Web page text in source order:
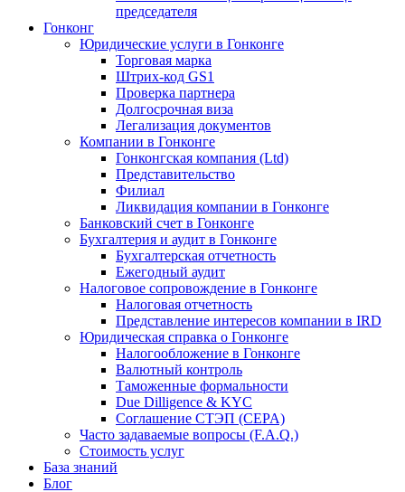
председателя
Гонконг
Юридические услуги в Гонконге
Торговая марка
Штрих-код GS1
Проверка партнера
Долгосрочная виза
Легализация документов
Компании в Гонконге
Гонконгская компания (Ltd)
Представительство
Филиал
Ликвидация компании в Гонконге
Банковский счет в Гонконге
Бухгалтерия и аудит в Гонконге
Бухгалтерская отчетность
Ежегодный аудит
Налоговое сопровождение в Гонконге
Налоговая отчетность
Представление интересов компании в IRD
Юридическая справка о Гонконге
Налогообложение в Гонконге
Валютный контроль
Таможенные формальности
Due Dilligence & KYC
Соглашение СТЭП (CEPA)
Часто задаваемые вопросы (F.A.Q.)
Стоимость услуг
База знаний
Блог